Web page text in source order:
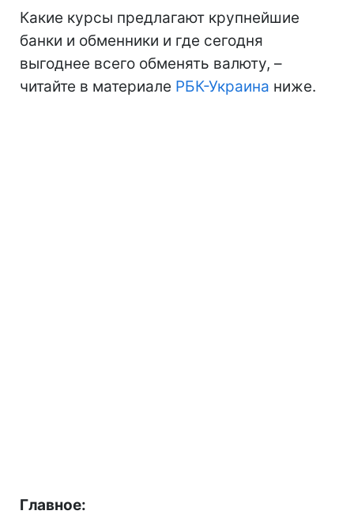
Какие курсы предлагают крупнейшие
банки и обменники и где сегодня
выгоднее всего обменять валюту, –
читайте в материале РБК-Украина ниже.
Главное: